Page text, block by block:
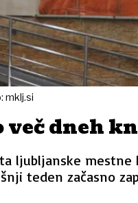
mklj.si
več dneh
ljubljanske mestne
teden začasno